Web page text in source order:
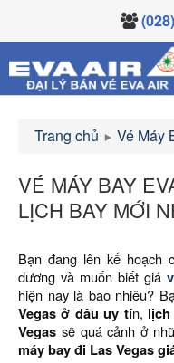
Trang chủ Vé Máy
VÉ MÁY BAY
LỊCH BAY MỚI
Bạn đang lên kế hoạch
dương và muốn biết giá
hiện nay là bao nhiêu?
Vegas ở đâu uy tín,
Vegas sẽ quá cảnh ở
máy bay đi Las Vegas